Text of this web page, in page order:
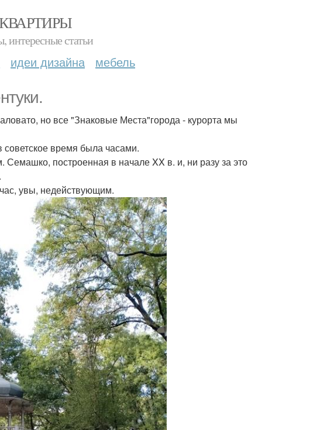
интересные статьи
идеи дизайна мебель
но все "Знаковые Места"города - курорта мы
советское время была часами.
построенная в начале XX в. и, ни разу за это
увы, недействующим.